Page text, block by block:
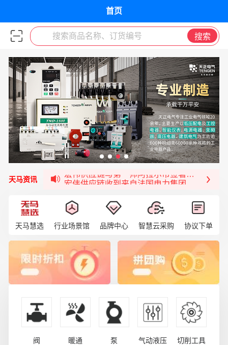
首页
搜索商品名称、订货编号 搜索
天马资讯
签约喜讯 | 宏伟与中铝集团成功签约！
福清核电—WD-40产品交流会圆满结束
宏伟天马与网易严选达成品牌合作
宏伟供应链收到来自法国电力集团感谢信
天马慧选 行业场景馆 品牌中心 智慧云采购 协议下单
阀 暖通 泵 气动液压 切削工具